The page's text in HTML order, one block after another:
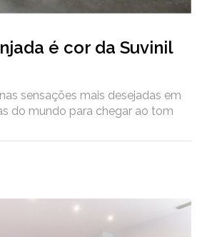
é cor da Suvinil
sensações mais desejadas em
do mundo para chegar ao tom